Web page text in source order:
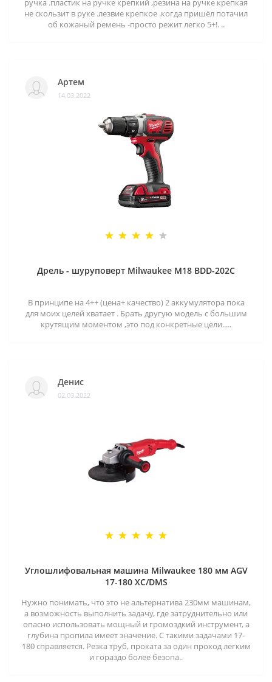
ручка .пластик на ручке крепкий ,резина на ручке крепкая
не скользит в руке .лезвие крепкое .когда пришёл потачил
об кожаный ремень -просто режит легко 5+!. ..
Артем
14.03.2022
Дрель - шуруповерт Milwaukee M18 BDD-202C
В принципе на 4++ (цена+ качество) 2 аккумулятора пока
для моих целей хватает . Брать другую модель с большим
крутящим моментом ,это под конкретные цели.....
Денис
02.03.2022
Углошлифовальная машина Milwaukee 180 мм AGV
17-180 XC/DMS
Нужно понимать, что это не альтернатива 230мм машинам,
а возможность выполнить задачу, где затруднительно или
опасно использовать мощный и громоздкий инструмент, а
глубина пропила имеет значение. С такими задачами 17-
180 справляется. Резка труб, проката за один проход легким
и гораздо более безопа..